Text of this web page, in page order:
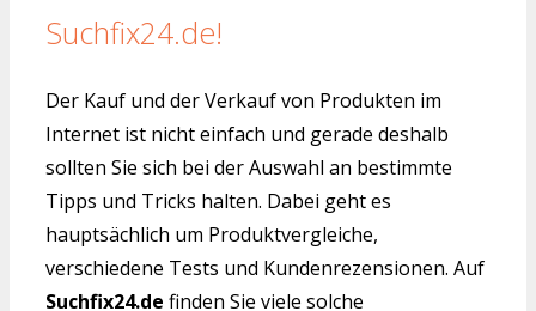
Suchfix24.de!
Der Kauf und der Verkauf von Produkten im
Internet ist nicht einfach und gerade deshalb
sollten Sie sich bei der Auswahl an bestimmte
Tipps und Tricks halten. Dabei geht es
hauptsächlich um Produktvergleiche,
verschiedene Tests und Kundenrezensionen. Auf
Suchfix24.de finden Sie viele solche